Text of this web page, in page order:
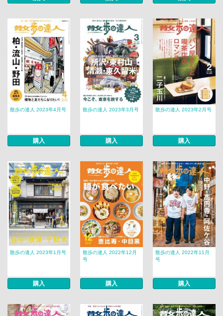
散歩の達人 2023年4月号
購入
散歩の達人 2023年3月号
購入
散歩の達人 2023年2月号
購入
散歩の達人 2023年1月号
購入
散歩の達人 2022年12月
号
購入
散歩の達人 2022年11月
号
購入